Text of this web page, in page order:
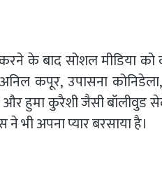
के बाद सोशल मीडिया को
कपूर, उपासना कोनिडेला,
और हुमा कुरैशी जैसी बॉलीवुड
भी अपना प्यार बरसाया है।